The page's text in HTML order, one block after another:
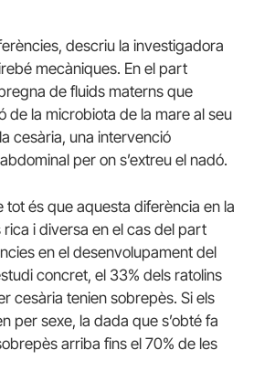
descriu la investigadora
mecàniques. En el part
de fluids materns que
de la microbiota de la mare al seu
cesària, una intervenció
per on s’extreu el nadó.
tot és que aquesta diferència en la
i diversa en el cas del part
en el desenvolupament del
concret, el 33% dels ratolins
cesària tenien sobrepès. Si els
per sexe, la dada que s’obté fa
arriba fins el 70% de les